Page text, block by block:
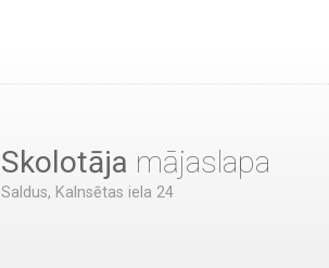
Skolotāja mājaslapa
Saldus, Kalnsētas iela 24